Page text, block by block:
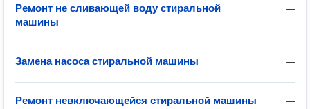
—
Ремонт не сливающей воду стиральной
машины
—
Замена насоса стиральной машины
—
Ремонт невключающейся стиральной машины